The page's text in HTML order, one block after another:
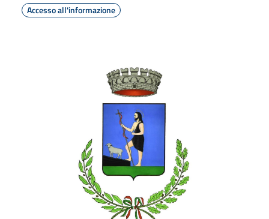
Accesso all'informazione